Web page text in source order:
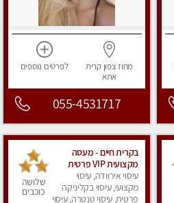
מחוז צפוןקרית
אתא
לפרטים נוספים
055-4531717
בקרית חיים - מעסה
מקצועית VIP פרטית
ומיוחדת בחיפה מומלץ
מאוד !!!
עיסוי אירוודה, עיסוי
מקצועי, עיסוי בקליניקה
פרטית, עיסוי טנטרה, עיסוי
שלושה
כוכבים